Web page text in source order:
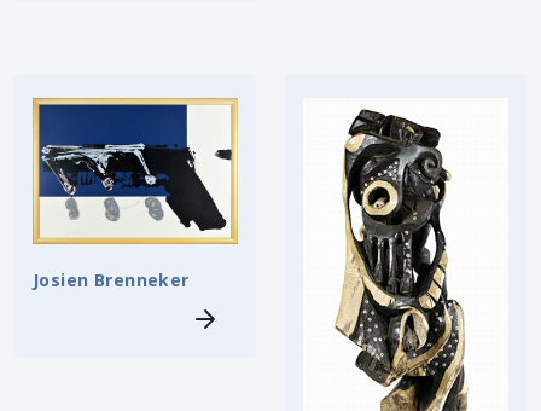
Josien Brenneker